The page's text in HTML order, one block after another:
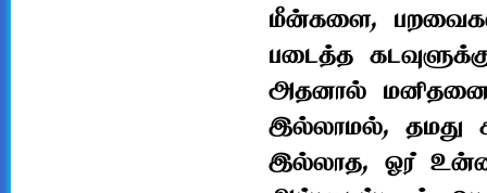
மீன்களை,
படைத்த
அதனால்
இல்லாமல், தமது
இல்லாத, ஓர்